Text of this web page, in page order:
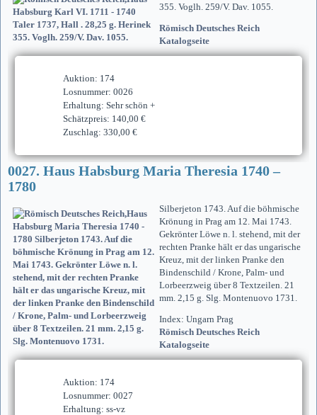
355. Voglh. 259/V. Dav. 1055.
Römisch Deutsches Reich
Katalogseite
Auktion: 174
Losnummer: 0026
Erhaltung: Sehr schön +
Schätzpreis: 140,00 €
Zuschlag: 330,00 €
0027. Haus Habsburg Maria Theresia 1740 –
1780
Silberjeton 1743. Auf die böhmische
Krönung in Prag am 12. Mai 1743.
Gekrönter Löwe n. l. stehend, mit der
rechten Pranke hält er das ungarische
Kreuz, mit der linken Pranke den
Bindenschild / Krone, Palm- und
Lorbeerzweig über 8 Textzeilen. 21
mm. 2,15 g. Slg. Montenuovo 1731.
Index: Ungarn Prag
Römisch Deutsches Reich
Katalogseite
Auktion: 174
Losnummer: 0027
Erhaltung: ss-vz